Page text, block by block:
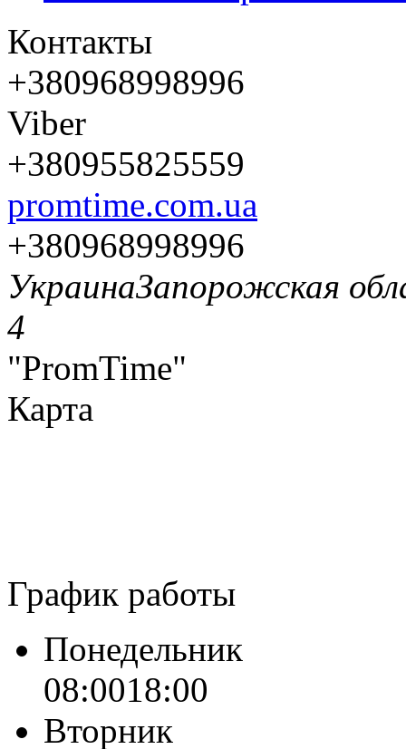
Контакты
+380968998996
Viber
+380955825559
promtime.com.ua
+380968998996
УкраинаЗапорожская
4
"PromTime"
Карта
График работы
Понедельник
08:0018:00
Вторник